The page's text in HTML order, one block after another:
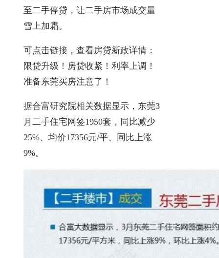
至二手停贷，让二手房市场成交量
雪上加霜。
可点击链接，查看房贷新政详情：
限贷升级！房贷收紧！利率上调！
准备东莞买房注意了！
据合富研究院相关数据显示，东莞3
月二手住宅网签1950套，同比减少
25%、均价17356元/平、同比上涨
9%。